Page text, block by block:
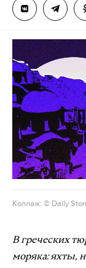
Коллаж: © Daily
В греческих
моряка: яхты,